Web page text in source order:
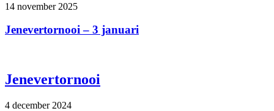
14 november 2025
Jenevertornooi – 3 januari
Jenevertornooi
4 december 2024